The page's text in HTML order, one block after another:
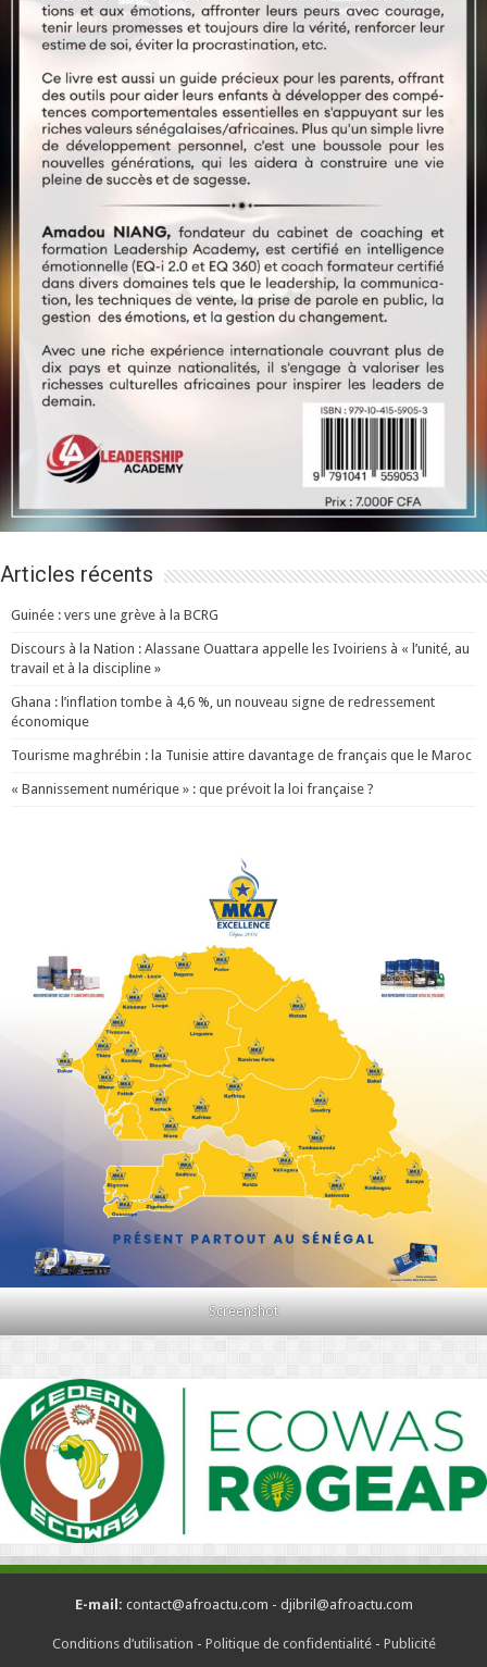
Articles récents
Guinée : vers une grève à la BCRG
Discours à la Nation : Alassane Ouattara appelle les Ivoiriens à « l’unité, au
travail et à la discipline »
Ghana : l’inflation tombe à 4,6 %, un nouveau signe de redressement
économique
Tourisme maghrébin : la Tunisie attire davantage de français que le Maroc
« Bannissement numérique » : que prévoit la loi française ?
Screenshot
E-mail: contact@afroactu.com - djibril@afroactu.com
Conditions d’utilisation - Politique de confidentialité- Publicité